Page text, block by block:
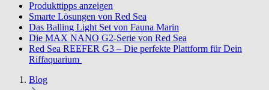
Produkttipps anzeigen
Smarte Lösungen von Red Sea
Das Balling Light Set von Fauna Marin
Die MAX NANO G2-Serie von Red Sea
Red Sea REEFER G3 – Die perfekte Plattform für Dein
Riffaquarium
Blog